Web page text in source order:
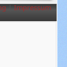
|Impressum